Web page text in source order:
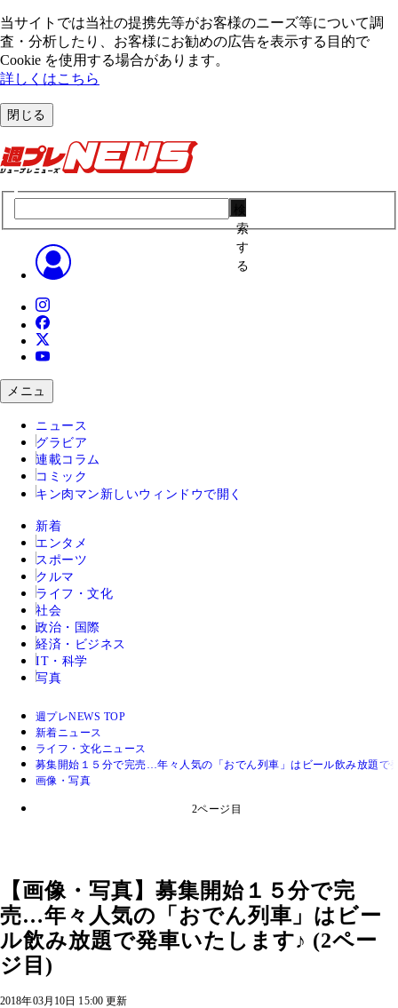
当サイトでは当社の提携先等がお客様のニーズ等について調
査・分析したり、お客様にお勧めの広告を表⽰する⽬的で
Cookie を使⽤する場合があります。
詳しくはこちら
閉じる
索
す
る
メニュ
ニュース
グラビア
連載コラム
コミック
キン肉マン 新しいウィンドウで開く
新着
エンタメ
スポーツ
クルマ
ライフ・文化
社会
政治・国際
経済・ビジネス
IT・科学
写真
週プレNEWS TOP
新着ニュース
ライフ・文化ニュース
募集開始１５分で完売…年々人気の「おでん列車」はビール飲み放題で
画像・写真
2ページ目
【画像・写真】募集開始１５分で完
売…年々人気の「おでん列車」はビー
ル飲み放題で発車いたします♪ (2ペー
ジ目)
2018年03月10日 15:00 更新